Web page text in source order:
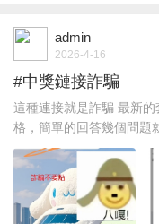
admin
2026-4-16
#中獎鏈接詐騙
這種連接就是詐騙 最新
格，簡單的回答幾個問題